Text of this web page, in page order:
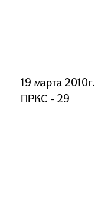
19 марта 2010г.
ПРКС - 29